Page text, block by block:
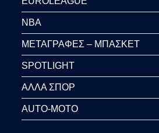
NBA
ΜΕΤΑΓΡΑΦΕΣ – ΜΠΑΣΚΕΤ
SPOTLIGHT
ΑΛΛΑ ΣΠΟΡ
AUTO-MOTO